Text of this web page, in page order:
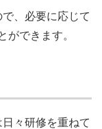
、必要に応じて
ができます。
々研修を重ねて